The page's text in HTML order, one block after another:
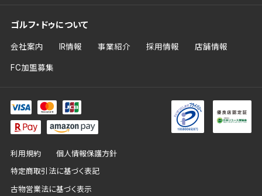
ゴルフ・ドゥについて
会社案内 IR情報 事業紹介 採用情報 店舗情報
FC加盟募集
利用規約 個人情報保護方針
特定商取引法に基づく表記
古物営業法に基づく表示